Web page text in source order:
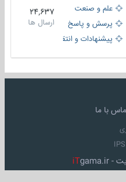
علم و صنعت
پرسش و پاسخ
پیشنهادات و انتقادات
24,637
ارسال ها
با ما
-
iTgama.ir